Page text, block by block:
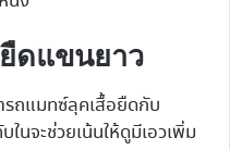
ดแขนยาว
รถแมทซ์ลุคเสื้อยืดกับ
ในจะช่วยเน้นให้ดูมีเอวเพิ่ม